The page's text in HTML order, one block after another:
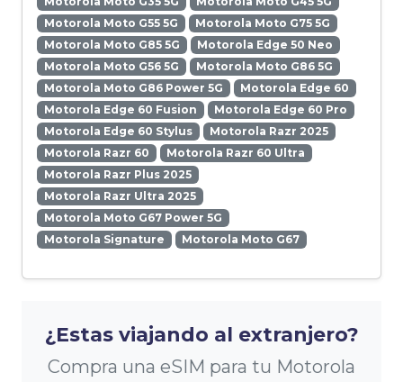
Motorola Moto G55 5G
Motorola Moto G75 5G
Motorola Moto G85 5G
Motorola Edge 50 Neo
Motorola Moto G56 5G
Motorola Moto G86 5G
Motorola Moto G86 Power 5G
Motorola Edge 60
Motorola Edge 60 Fusion
Motorola Edge 60 Pro
Motorola Edge 60 Stylus
Motorola Razr 2025
Motorola Razr 60
Motorola Razr 60 Ultra
Motorola Razr Plus 2025
Motorola Razr Ultra 2025
Motorola Moto G67 Power 5G
Motorola Signature
Motorola Moto G67
¿Estas viajando al extranjero?
Compra una eSIM para tu Motorola